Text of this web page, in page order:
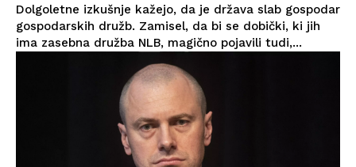
Dolgoletne izkušnje kažejo, da je država slab gospodar
gospodarskih družb. Zamisel, da bi se dobički, ki jih
ima zasebna družba NLB, magično pojavili tudi,...